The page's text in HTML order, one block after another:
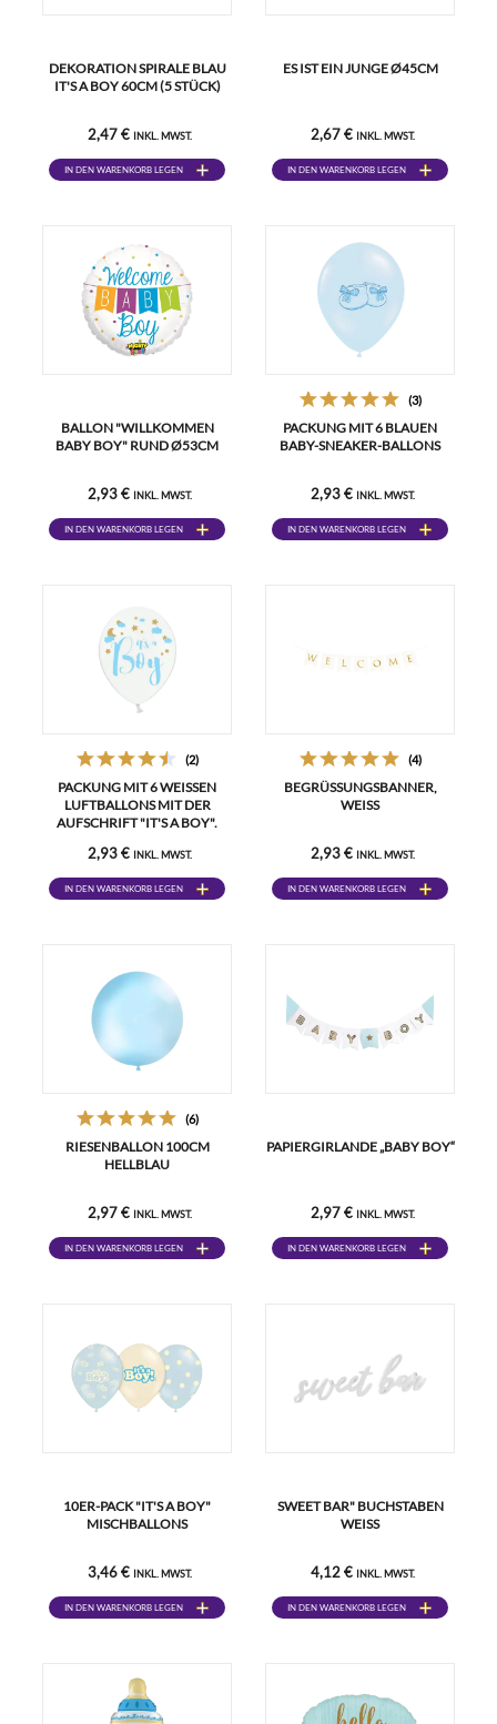
DEKORATION SPIRALE BLAU
IT'S A BOY 60CM (5 STÜCK)
2,47 € INKL. MWST.
IN DEN WARENKORB LEGEN
ES IST EIN JUNGE Ø45CM
2,67 € INKL. MWST.
IN DEN WARENKORB LEGEN
BALLON "WILLKOMMEN
BABY BOY" RUND Ø53CM
2,93 € INKL. MWST.
IN DEN WARENKORB LEGEN
(3)
PACKUNG MIT 6 BLAUEN
BABY-SNEAKER-BALLONS
2,93 € INKL. MWST.
IN DEN WARENKORB LEGEN
(2)
PACKUNG MIT 6 WEISSEN L
UFTBALLONS MIT DER A
UFSCHRIFT "IT'S A BOY".
2,93 € INKL. MWST.
IN DEN WARENKORB LEGEN
(4)
BEGRÜSSUNGSBANNER, W
EISS
2,93 € INKL. MWST.
IN DEN WARENKORB LEGEN
(6)
RIESENBALLON 100CM
HELLBLAU
2,97 € INKL. MWST.
IN DEN WARENKORB LEGEN
PAPIERGIRLANDE „BABY BOY“
2,97 € INKL. MWST.
IN DEN WARENKORB LEGEN
10ER-PACK "IT'S A BOY"
MISCHBALLONS
3,46 € INKL. MWST.
IN DEN WARENKORB LEGEN
SWEET BAR" BUCHSTABEN
WEISS
4,12 € INKL. MWST.
IN DEN WARENKORB LEGEN